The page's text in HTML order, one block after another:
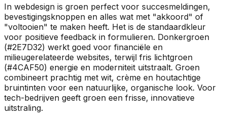
In webdesign is groen perfect voor succesmeldingen,
bevestigingsknoppen en alles wat met "akkoord" of
"voltooien" te maken heeft. Het is de standaardkleur
voor positieve feedback in formulieren. Donkergroen
(#2E7D32) werkt goed voor financiële en
milieugerelateerde websites, terwijl fris lichtgroen
(#4CAF50) energie en moderniteit uitstraalt. Groen
combineert prachtig met wit, crème en houtachtige
bruintinten voor een natuurlijke, organische look. Voor
tech-bedrijven geeft groen een frisse, innovatieve
uitstraling.